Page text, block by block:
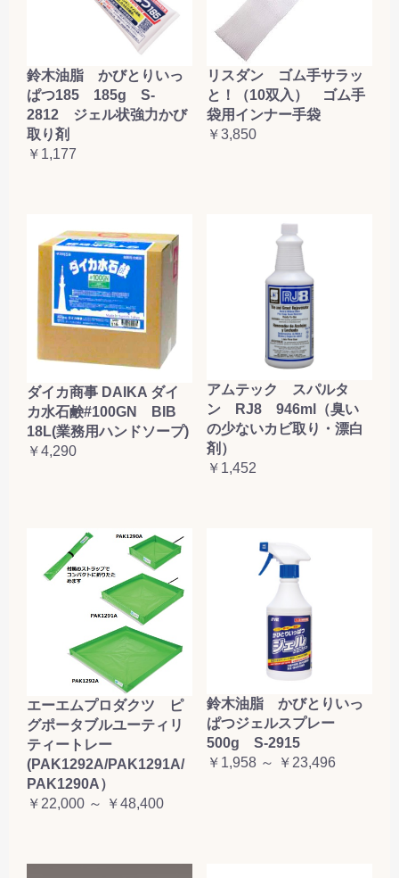
鈴木油脂 かびとりいっ
ぱつ185 185g S-
2812 ジェル状強力かび
取り剤
￥1,177
リスダン ゴム手サラッ
と！（10双入） ゴム手
袋用インナー手袋
￥3,850
ダイカ商事 DAIKA ダイ
カ水石鹸#100GN BIB
18L(業務用ハンドソープ)
￥4,290
アムテック スパルタ
ン RJ8 946ml（臭い
の少ないカビ取り・漂白
剤）
￥1,452
エーエムプロダクツ ピ
グポータブルユーティリ
ティートレー
(PAK1292A/PAK1291A/
PAK1290A）
￥22,000 ～ ￥48,400
鈴木油脂 かびとりいっ
ぱつジェルスプレー
500g S-2915
￥1,958 ～ ￥23,496